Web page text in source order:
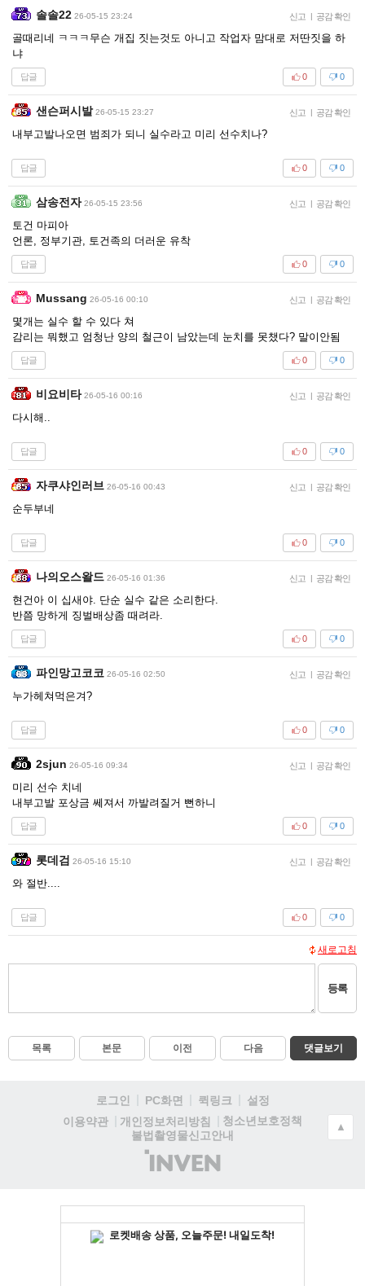
솔솔22 26-05-15 23:24 신고 | 공감 확인
골때리네 ㅋㅋㅋ무슨 개집 짓는것도 아니고 작업자 맘대로 저딴짓을 하
냐
답글 0
0
샌슨퍼시발 26-05-15 23:27 신고 | 공감 확인
내부고발나오면 범죄가 되니 실수라고 미리 선수치나?
답글 0
0
삼송전자 26-05-15 23:56 신고 | 공감 확인
토건 마피아
언론, 정부기관, 토건족의 더러운 유착
답글 0
0
Mussang 26-05-16 00:10 신고 | 공감 확인
몇개는 실수 할 수 있다 쳐
감리는 뭐했고 엄청난 양의 철근이 남았는데 눈치를 못챘다? 말이안됨
답글 0
0
비요비타 26-05-16 00:16 신고 | 공감 확인
다시해..
답글 0
0
자쿠샤인러브 26-05-16 00:43 신고 | 공감 확인
순두부네
답글 0
0
나의오스왈드 26-05-16 01:36 신고 | 공감 확인
현건아 이 십새야. 단순 실수 같은 소리한다.
반쯤 망하게 징벌배상좀 때려라.
답글 0
0
파인망고코코 26-05-16 02:50 신고 | 공감 확인
누가헤쳐먹은겨?
답글 0
0
2sjun 26-05-16 09:34 신고 | 공감 확인
미리 선수 치네
내부고발 포상금 쎄져서 까발려질거 뻔하니
답글 0
0
롯데검 26-05-16 15:10 신고 | 공감 확인
와 절반....
답글 0
0
새로고침
등록
목록 본문 이전 다음 댓글보기
로그인 PC화면 퀵링크
설정
이용약관
개인정보처리방침
청소년보호정책
불법촬영물신고안내
(주)
인
▲